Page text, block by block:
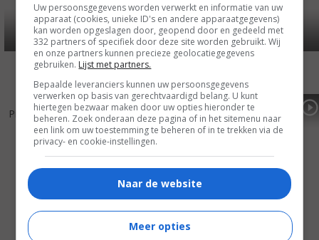
6,0
Pitch Perfect 2 (2015) 6,6
Pitch Perfect (2012)
Uw persoonsgegevens worden verwerkt en informatie van uw
apparaat (cookies, unieke ID's en andere apparaatgegevens)
kan worden opgeslagen door, geopend door en gedeeld met
332 partners of specifiek door deze site worden gebruikt. Wij
en onze partners kunnen precieze geolocatiegegevens
gebruiken. Lijst met partners.
Bepaalde leveranciers kunnen uw persoonsgegevens
verwerken op basis van gerechtvaardigd belang. U kunt
hiertegen bezwaar maken door uw opties hieronder te
beheren. Zoek onderaan deze pagina of in het sitemenu naar
een link om uw toestemming te beheren of in te trekken via de
privacy- en cookie-instellingen.
Naar de website
Meer opties